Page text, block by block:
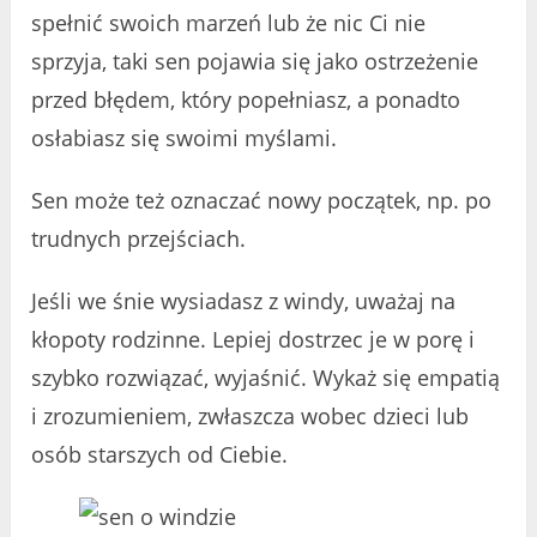
spełnić swoich marzeń lub że nic Ci nie
sprzyja, taki sen pojawia się jako ostrzeżenie
przed błędem, który popełniasz, a ponadto
osłabiasz się swoimi myślami.
Sen może też oznaczać nowy początek, np. po
trudnych przejściach.
Jeśli we śnie wysiadasz z windy, uważaj na
kłopoty rodzinne. Lepiej dostrzec je w porę i
szybko rozwiązać, wyjaśnić. Wykaż się empatią
i zrozumieniem, zwłaszcza wobec dzieci lub
osób starszych od Ciebie.